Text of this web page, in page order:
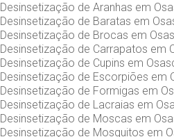
Desinsetização de Aranhas em
Desinsetização de Baratas em
Desinsetização de Brocas em
Desinsetização de Carrapatos em
Desinsetização de Cupins em
Desinsetização de Escorpiões em
Desinsetização de Formigas em
Desinsetização de Lacraias em
Desinsetização de Moscas em
Desinsetização de Mosquitos em